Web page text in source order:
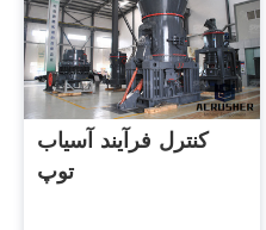
کنترل فرآیند آسیاب
توپ